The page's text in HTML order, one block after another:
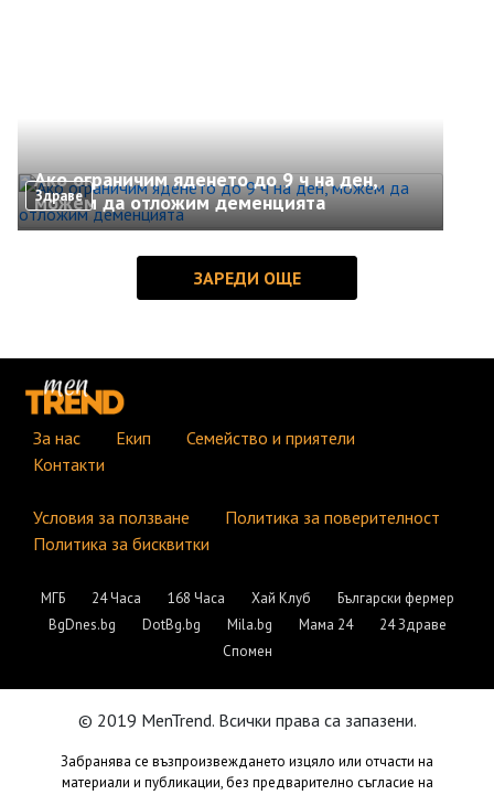
Здраве
Ако ограничим яденето до 9 ч на ден,
можем да отложим деменцията
За нас Екип
Семейство и приятели
Контакти
Условия за ползване
Политика за поверителност
Политика за бисквитки
МГБ 24 Часа 168 Часа Хай Клуб
Български фермер
BgDnes.bg
DotBg.bg Mila.bg Мама 24
24 Здраве
Спомен
© 2019 MenTrend. Всички права са запазени.
Забранява се възпроизвеждането изцяло или отчасти на
материали и публикации, без предварително съгласие на